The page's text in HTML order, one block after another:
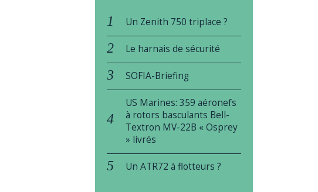
Un Zenith 750 triplace ?
Le harnais de sécurité
SOFIA-Briefing
US Marines: 359 aéronefs
à rotors basculants Bell-
Textron MV-22B « Osprey
» livrés
Un ATR72 à flotteurs ?